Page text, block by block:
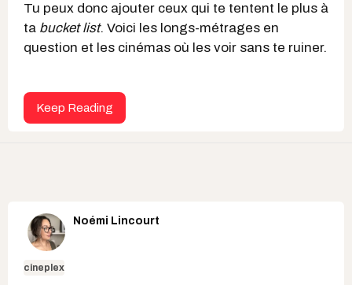
Tu peux donc ajouter ceux qui te tentent le plus à
ta bucket list. Voici les longs-métrages en
question et les cinémas où les voir sans te ruiner.
Keep Reading
Noémi Lincourt
cineplex